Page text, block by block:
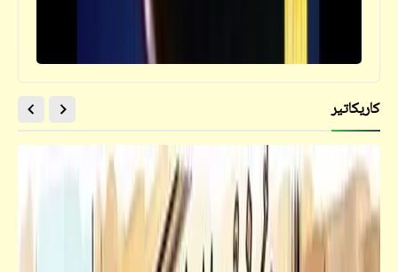
كاريكاتير